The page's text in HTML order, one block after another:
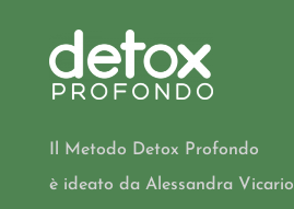
Il Metodo Detox Profondo
è ideato da Alessandra Vicario